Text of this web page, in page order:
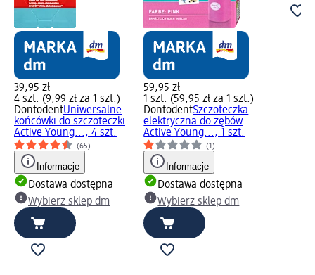
39,95 zł
4 szt. (9,99 zł za 1 szt.)
DontodentUniwersalne
końcówki do szczoteczki
Active Young..., 4 szt.
(65)
Informacje
Dostawa dostępna
Wybierz sklep dm
59,95 zł
1 szt. (59,95 zł za 1 szt.)
DontodentSzczoteczka
elektryczna do zębów
Active Young..., 1 szt.
(1)
Informacje
Dostawa dostępna
Wybierz sklep dm